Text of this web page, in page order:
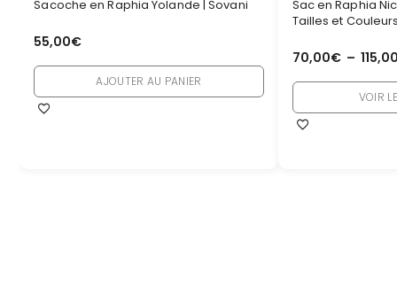
Sacoche en Raphia Yolande | Sovani
55,00€
AJOUTER AU PANIER
Sac en Raphia
Tailles et
70,00€ –
VOIR